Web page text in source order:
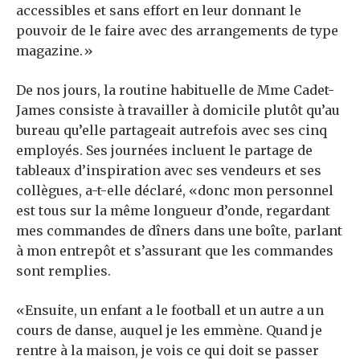
accessibles et sans effort en leur donnant le
pouvoir de le faire avec des arrangements de type
magazine.»
De nos jours, la routine habituelle de Mme Cadet-
James consiste à travailler à domicile plutôt qu’au
bureau qu’elle partageait autrefois avec ses cinq
employés. Ses journées incluent le partage de
tableaux d’inspiration avec ses vendeurs et ses
collègues, a-t-elle déclaré, «donc mon personnel
est tous sur la même longueur d’onde, regardant
mes commandes de dîners dans une boîte, parlant
à mon entrepôt et s’assurant que les commandes
sont remplies.
«Ensuite, un enfant a le football et un autre a un
cours de danse, auquel je les emmène. Quand je
rentre à la maison, je vois ce qui doit se passer